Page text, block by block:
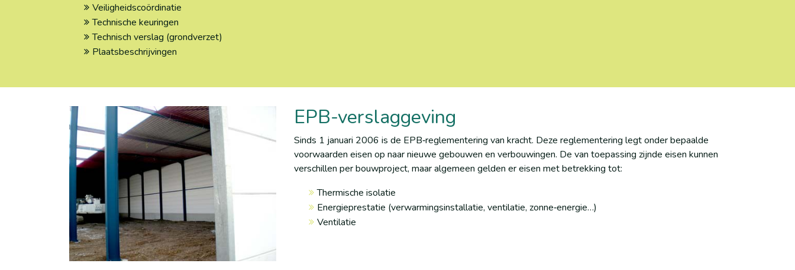
Veiligheidscoördinatie
Technische keuringen
Technisch verslag (grondverzet)
Plaatsbeschrijvingen
EPB-verslaggeving
Sinds 1 januari 2006 is de EPB‐reglementering van kracht. Deze reglementering legt onder bepaalde
voorwaarden eisen op naar nieuwe gebouwen en verbouwingen. De van toepassing zijnde eisen kunnen
verschillen per bouwproject, maar algemeen gelden er eisen met betrekking tot:
Thermische isolatie
Energieprestatie (verwarmingsinstallatie, ventilatie, zonne‐energie…)
Ventilatie